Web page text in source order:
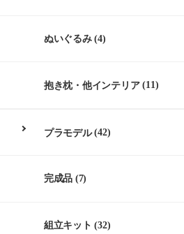
ぬいぐるみ(4)
抱き枕・他インテリア(11)
プラモデル(42)
完成品 (7)
組立キット (32)